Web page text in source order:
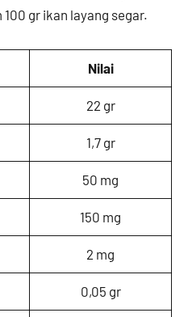
gr ikan layang segar.
Nilai
22 gr
1,7 gr
50 mg
150 mg
2 mg
0,05 gr